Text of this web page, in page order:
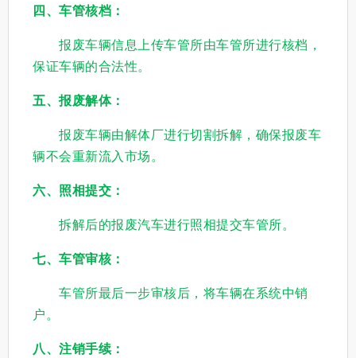
四、车管核档：
报废车辆信息上传车管所由车管所进行核档，
保证车辆的合法性。
五、报废解体：
报废车辆由解体厂进行切割拆解，确保报废车
辆不会重新流入市场。
六、照相提交：
拆解后的报废汽车进行照相提交车管所。
七、车管审核：
车管所最后一步审核后，将车辆在系统中销
户。
八、注销手续：